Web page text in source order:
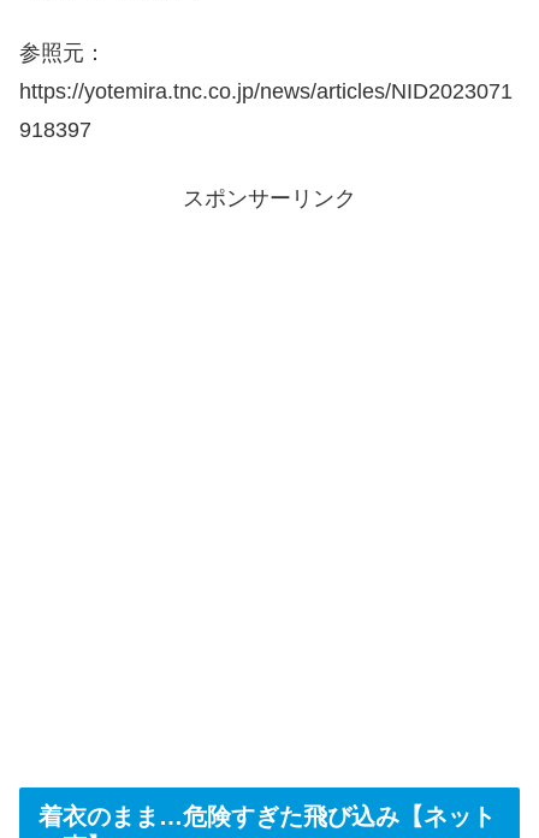
参照元：
https://yotemira.tnc.co.jp/news/articles/NID2023071
918397
スポンサーリンク
着衣のまま…危険すぎた飛び込み【ネット